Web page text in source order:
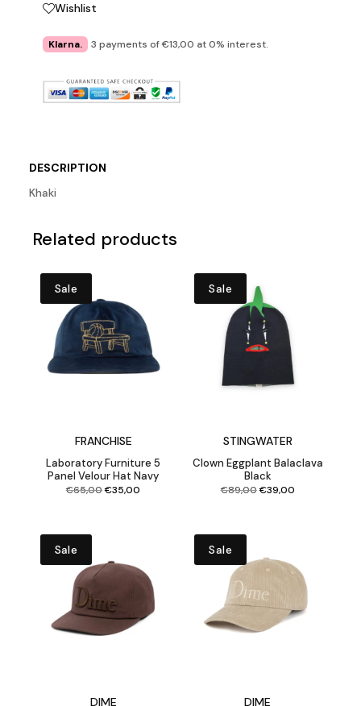
Wishlist
Klarna. 3 payments of €13,00 at 0% interest.
DESCRIPTION
Khaki
Related products
Sale
FRANCHISE
Laboratory Furniture 5
Panel Velour Hat Navy
€65,00Original
price
was:
€65,00.
€35,00
Sale
STINGWATER
Clown Eggplant Balaclava
Black
€89,00Original
price
was:
€89,00.
€39,00Current
price
is:
Sale
DIME
Sale
DIME